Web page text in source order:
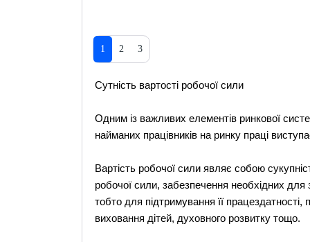
1 2 3
Сутність вартості робочої сили
Одним із важливих елементів ринкової
найманих працівників на ринку праці
Вартість робочої сили являє собою
робочої сили, забезпечення необхідних
тобто для підтримування її працездатності,
виховання дітей, духовного розвитку тощо.